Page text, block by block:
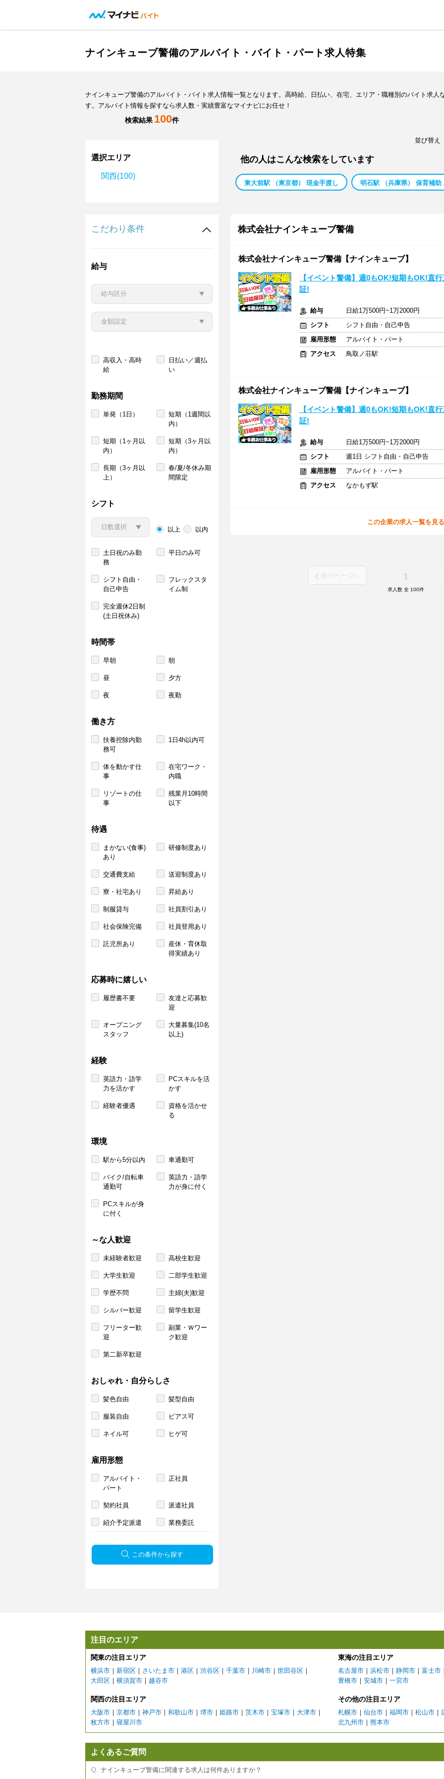
ナインキューブ警備のアルバイト・バイト・パート求人特集
ナインキューブ警備のアルバイト・バイト求人情報一覧となります。高時給、日払い、在宅、エリア・職種別のバイト求人
す。アルバイト情報を探すなら求人数・実績豊富なマイナビにお任せ！
検索結果 100件
選択エリア
関西(100)
こだわり条件
給与
高収入・高時
給
日払い／週払
い
勤務期間
単発（1日）
短期（1週間以
内）
短期（1ヶ月以
内）
短期（3ヶ月以
内）
長期（3ヶ月以
上）
春/夏/冬休み期
間限定
シフト
以上 以内
土日祝のみ勤
務
平日のみ可
シフト自由・
自己申告
フレックスタ
イム制
完全週休2日制
(土日祝休み)
時間帯
早朝 朝
昼 夕方
夜 夜勤
働き方
扶養控除内勤
務可
1日4h以内可
体を動かす仕
事
在宅ワーク・
内職
リゾートの仕
事
残業月10時間
以下
待遇
まかない(食事)
あり
研修制度あり
交通費支給 送迎制度あり
寮・社宅あり 昇給あり
制服貸与 社員割引あり
社会保険完備 社員登用あり
託児所あり
産休・育休取
得実績あり
応募時に嬉しい
履歴書不要
友達と応募歓
迎
オープニング
スタッフ
大量募集(10名
以上)
経験
英語力・語学
力を活かす
PCスキルを活
かす
経験者優遇
資格を活かせ
る
環境
駅から5分以内 車通勤可
バイク/自転車
通勤可
英語力・語学
力が身に付く
PCスキルが身
に付く
～な人歓迎
未経験者歓迎 高校生歓迎
大学生歓迎 二部学生歓迎
学歴不問 主婦(夫)歓迎
シルバー歓迎 留学生歓迎
フリーター歓
迎
副業・Ｗワー
ク歓迎
第二新卒歓迎
おしゃれ・自分らしさ
髪色自由 髪型自由
服装自由 ピアス可
ネイル可 ヒゲ可
雇用形態
アルバイト・
パート
正社員
契約社員 派遣社員
紹介予定派遣 業務委託
この条件から探す
並び替え
他の人はこんな検索をしています
東大前駅 （東京都） 現金手渡し 明石駅 （兵庫県） 保育補助
株式会社ナインキューブ警備
株式会社ナインキューブ警備【ナインキューブ】
【イベント警備】週0もOK!短期もOK!直
証!
給与
日給1万500円~1万2000円
シフト
シフト自由・自己申告
雇用形態
アルバイト・パート
アクセス
鳥取ノ荘駅
株式会社ナインキューブ警備【ナインキューブ】
【イベント警備】週0もOK!短期もOK!直
証!
給与
日給1万500円~1万2000円
シフト
週1日 シフト自由・自己申告
雇用形態
アルバイト・パート
アクセス
なかもず駅
この企業の求人一覧を見る
前のページへ 1
求人数 全 100件
注目のエリア
関東の注目エリア 東海の注目エリア
横浜市 ｜ 新宿区 ｜ さいたま市 ｜ 港区 ｜ 渋谷区 ｜ 千葉市 ｜ 川崎市 ｜ 世田谷区 ｜
大田区 ｜ 横須賀市 ｜ 越谷市
名古屋市 ｜ 浜松市 ｜ 静岡市 ｜ 富士市
豊橋市 ｜ 安城市 ｜ 一宮市
関西の注目エリア その他の注目エリア
大阪市 ｜ 京都市 ｜ 神戸市 ｜ 和歌山市 ｜ 堺市 ｜ 姫路市 ｜ 茨木市 ｜ 宝塚市 ｜ 大津市 ｜
枚方市 ｜ 寝屋川市
札幌市 ｜ 仙台市 ｜ 福岡市 ｜ 松山市 ｜
北九州市 ｜ 熊本市
よくあるご質問
ナインキューブ警備に関連する求人は何件ありますか？